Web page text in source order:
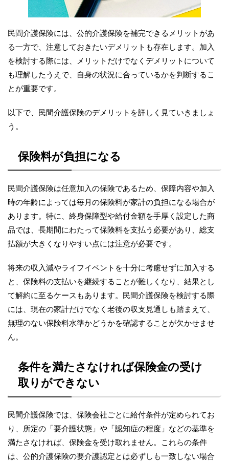
民間介護保険には、公的介護保険を補完できるメリットがあ
る一方で、注意しておきたいデメリットも存在します。加入
を検討する際には、メリットだけでなくデメリットについて
も理解したうえで、自身の状況に合っているかを判断するこ
とが重要です。
以下で、民間介護保険のデメリットを詳しく見ていきましょ
う。
保険料が負担になる
民間介護保険は任意加入の保険であるため、保障内容や加入
時の年齢によっては毎月の保険料が家計の負担になる場合が
あります。特に、終身保障型や給付金額を手厚く設定した商
品では、長期間にわたって保険料を支払う必要があり、総支
払額が大きくなりやすい点には注意が必要です。
将来の収入減やライフイベントを十分に考慮せずに加入する
と、保険料の支払いを継続することが難しくなり、結果とし
て解約に至るケースもあります。民間介護保険を検討する際
には、現在の家計だけでなく老後の収支見通しも踏まえて、
無理のない保険料水準かどうかを確認することが欠かせませ
ん。
条件を満たさなければ保険金の受け
取りができない
民間介護保険では、保険会社ごとに給付条件が定められてお
り、所定の「要介護状態」や「認知症の程度」などの基準を
満たさなければ、保険金を受け取れません。これらの条件
は、公的介護保険の要介護認定とは必ずしも一致しない場合